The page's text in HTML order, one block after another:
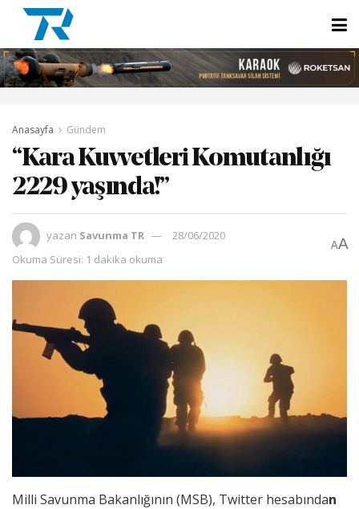
Anasayfa Gündem
“Kara Kuvvetleri Komutanlığı
2229 yaşında!”
yazan Savunma TR
28/06/2020
Okuma Süresi: 1 dakika okuma
AA
Milli Savunma Bakanlığının (MSB), Twitter hesabından